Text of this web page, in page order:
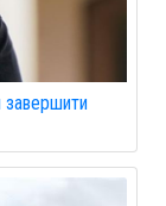
завершити